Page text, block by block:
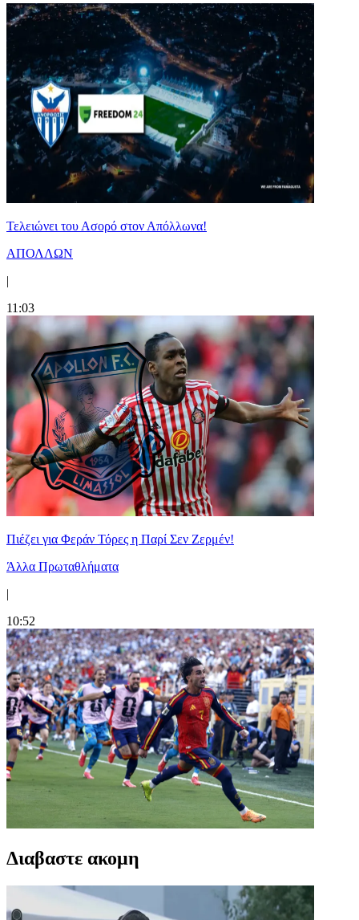
Τελειώνει του Ασορό στον Απόλλωνα!
ΑΠΟΛΛΩΝ
|
11:03
Πιέζει για Φεράν Τόρες η Παρί Σεν Ζερμέν!
Άλλα Πρωταθλήματα
|
10:52
Διαβαστε ακομη